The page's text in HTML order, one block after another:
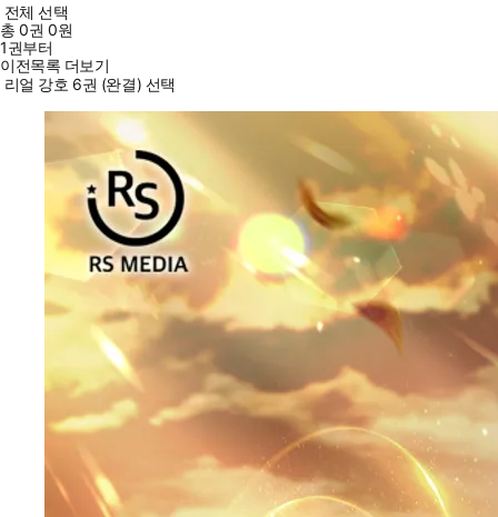
전체 선택
총0권 0원
1권부터
이전목록 더보기
리얼 강호 6권 (완결) 선택